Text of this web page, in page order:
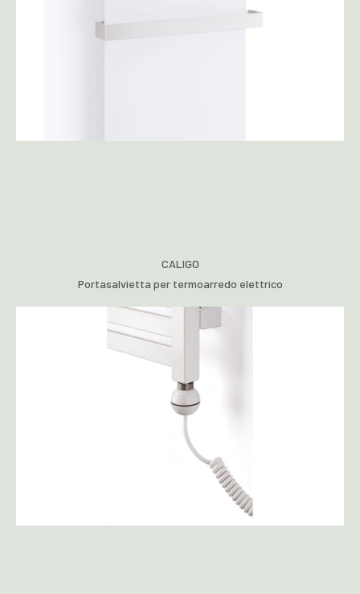
CALIGO
Portasalvietta per termoarredo elettrico